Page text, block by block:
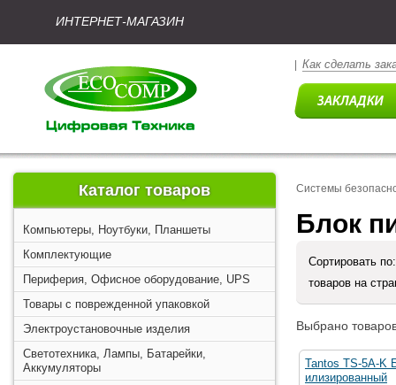
ИНТЕРНЕТ-МАГАЗИН
Как сделать
Каталог товаров
Компьютеры, Ноутбуки, Планшеты
Комплектующие
Периферия, Офисное оборудование, UPS
Товары с поврежденной упаковкой
Электроустановочные изделия
Светотехника, Лампы, Батарейки,
Аккумуляторы
Системы
Блок
Сортировать
товаров на
Выбрано
Tantos TS-5A-K
илизированный